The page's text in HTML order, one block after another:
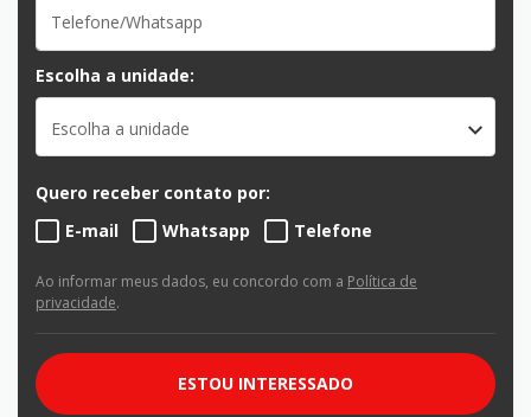
Escolha a unidade:
Escolha a unidade
Quero receber contato por:
E-mail
Whatsapp Telefone
Ao informar meus dados, eu concordo com a Política de
privacidade.
ESTOU INTERESSADO